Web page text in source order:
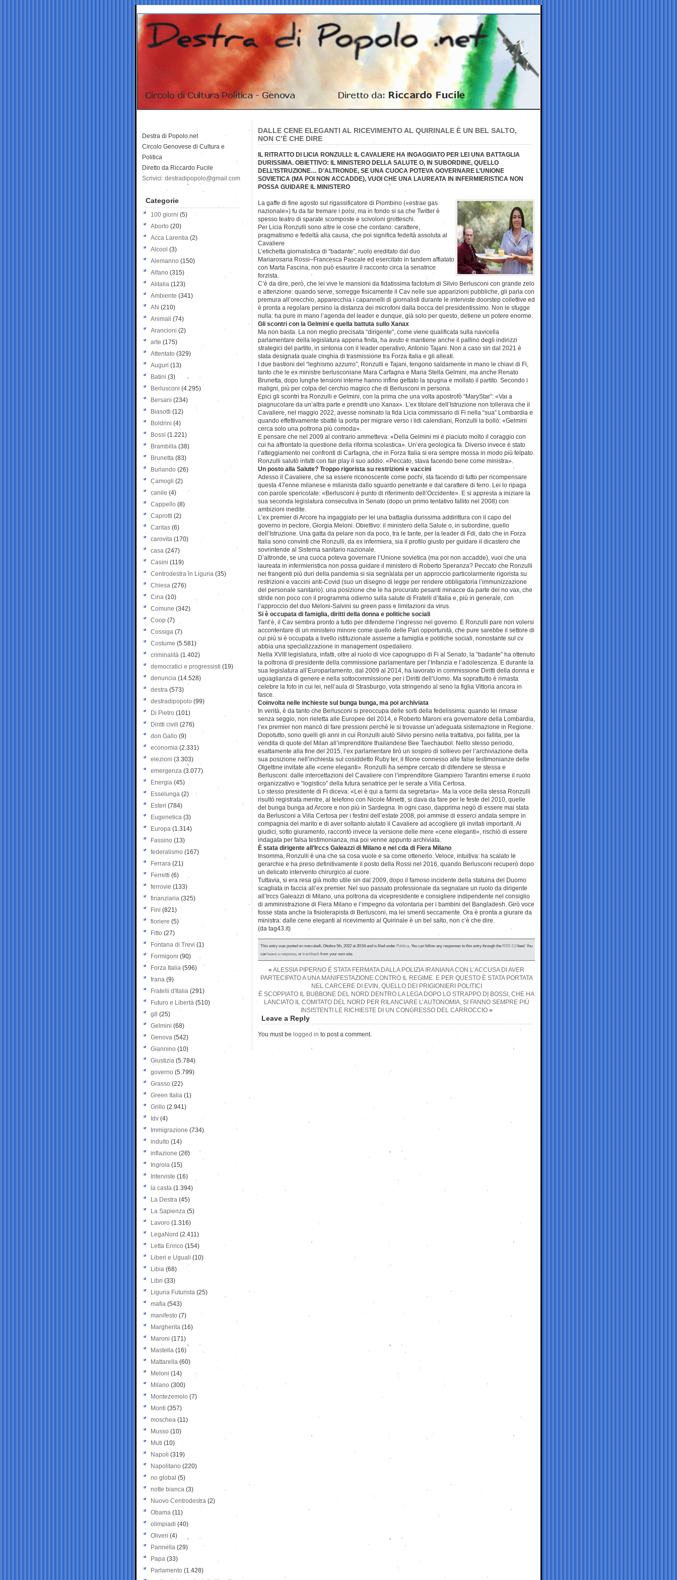
DALLE CENE ELEGANTI AL RICEVIMENTO AL QUIRINALE È UN BEL SALTO,
NON C’È CHE DIRE
IL RITRATTO DI LICIA RONZULLI: IL CAVALIERE HA INGAGGIATO PER LEI UNA BATTAGLIA
DURISSIMA. OBIETTIVO: IL MINISTERO DELLA SALUTE O, IN SUBORDINE, QUELLO
DELL’ISTRUZIONE… D’ALTRONDE, SE UNA CUOCA POTEVA GOVERNARE L’UNIONE
SOVIETICA (MA POI NON ACCADDE), VUOI CHE UNA LAUREATA IN INFERMIERISTICA NON
POSSA GUIDARE IL MINISTERO
La gaffe di fine agosto sul rigassificatore di Piombino («estrae gas
nazionale») fu da far tremare i polsi, ma in fondo si sa che Twitter è
spesso teatro di sparate scomposte e scivoloni grotteschi.
Per Licia Ronzulli sono altre le cose che contano: carattere,
pragmatismo e fedeltà alla causa, che poi significa fedeltà assoluta al
Cavaliere
L’etichetta giornalistica di “badante”, ruolo ereditato dal duo
Mariarosaria Rossi–Francesca Pascale ed esercitato in tandem affiatato
con Marta Fascina, non può esaurire il racconto circa la senatrice
forzista.
C’è da dire, però, che lei vive le mansioni da fidatissima factotum di Silvio Berlusconi con grande zelo
e attenzione: quando serve, sorregge fisicamente il Cav nelle sue apparizioni pubbliche, gli parla con
premura all’orecchio, apparecchia i capannelli di giornalisti durante le interviste doorstep collettive ed
è pronta a regolare persino la distanza dei microfoni dalla bocca del presidentissimo. Non le sfugge
nulla: ha pure in mano l’agenda del leader e dunque, già solo per questo, detiene un potere enorme.
Gli scontri con la Gelmini e quella battuta sullo Xanax
Ma non basta. La non meglio precisata “dirigente”, come viene qualificata sulla navicella
parlamentare della legislatura appena finita, ha avuto e mantiene anche il pallino degli indirizzi
strategici del partito, in sintonia con il leader operativo, Antonio Tajani. Non a caso sin dal 2021 è
stata designata quale cinghia di trasmissione tra Forza Italia e gli alleati.
I due bastioni del “leghismo azzurro”, Ronzulli e Tajani, tengono saldamente in mano le chiavi di Fi,
tanto che le ex ministre berlusconiane Mara Carfagna e Maria Stella Gelmini, ma anche Renato
Brunetta, dopo lunghe tensioni interne hanno infine gettato la spugna e mollato il partito. Secondo i
maligni, più per colpa del cerchio magico che di Berlusconi in persona.
Epici gli scontri tra Ronzulli e Gelmini, con la prima che una volta apostrofò “MaryStar”: «Vai a
piagnucolare da un’altra parte e prenditi uno Xanax». L’ex titolare dell’Istruzione non tollerava che il
Cavaliere, nel maggio 2022, avesse nominato la fida Licia commissario di Fi nella “sua” Lombardia e
quando effettivamente sbatté la porta per migrare verso i lidi calendiani, Ronzulli la bollò: «Gelmini
cerca solo una poltrona più comoda».
E pensare che nel 2009 al contrario ammetteva: «Della Gelmini mi è piaciuto molto il coraggio con
cui ha affrontato la questione della riforma scolastica». Un’era geologica fa. Diverso invece è stato
l’atteggiamento nei confronti di Carfagna, che in Forza Italia si era sempre mossa in modo più felpato.
Ronzulli salutò infatti con fair play il suo addio: «Peccato, stava facendo bene come ministra».
Un posto alla Salute? Troppo rigorista su restrizioni e vaccini
Adesso il Cavaliere, che sa essere riconoscente come pochi, sta facendo di tutto per ricompensare
questa 47enne milanese e milanista dallo sguardo penetrante e dal carattere di ferro. Lei lo ripaga
con parole spericolate: «Berlusconi è punto di riferimento dell’Occidente». E si appresta a iniziare la
sua seconda legislatura consecutiva in Senato (dopo un primo tentativo fallito nel 2008) con
ambizioni inedite.
L’ex premier di Arcore ha ingaggiato per lei una battaglia durissima addirittura con il capo del
governo in pectore, Giorgia Meloni. Obiettivo: il ministero della Salute o, in subordine, quello
dell’Istruzione. Una gatta da pelare non da poco, tra le tante, per la leader di Fdi, dato che in Forza
Italia sono convinti che Ronzulli, da ex infermiera, sia il profilo giusto per guidare il dicastero che
sovrintende al Sistema sanitario nazionale.
D’altronde, se una cuoca poteva governare l’Unione sovietica (ma poi non accadde), vuoi che una
laureata in infermieristica non possa guidare il ministero di Roberto Speranza? Peccato che Ronzulli
nei frangenti più duri della pandemia si sia segnalata per un approccio particolarmente rigorista su
restrizioni e vaccini anti-Covid (suo un disegno di legge per rendere obbligatoria l’immunizzazione
del personale sanitario): una posizione che le ha procurato pesanti minacce da parte dei no vax, che
stride non poco con il programma odierno sulla salute di Fratelli d’Italia e, più in generale, con
l’approccio del duo Meloni-Salvini su green pass e limitazioni da virus.
Si è occupata di famiglia, diritti della donna e politiche sociali
Tant’è, il Cav sembra pronto a tutto per difenderne l’ingresso nel governo. E Ronzulli pare non volersi
accontentare di un ministero minore come quello delle Pari opportunità, che pure sarebbe il settore di
cui più si è occupata a livello istituzionale assieme a famiglia e politiche sociali, nonostante sul cv
abbia una specializzazione in management ospedaliero.
Nella XVIII legislatura, infatti, oltre al ruolo di vice capogruppo di Fi al Senato, la “badante” ha ottenuto
la poltrona di presidente della commissione parlamentare per l’Infanzia e l’adolescenza. E durante la
sua legislatura all’Europarlamento, dal 2009 al 2014, ha lavorato in commissione Diritti della donna e
uguaglianza di genere e nella sottocommissione per i Diritti dell’Uomo. Ma soprattutto è rimasta
celebre la foto in cui lei, nell’aula di Strasburgo, vota stringendo al seno la figlia Vittoria ancora in
fasce.
Coinvolta nelle inchieste sul bunga bunga, ma poi archiviata
In verità, è da tanto che Berlusconi si preoccupa delle sorti della fedelissima: quando lei rimase
senza seggio, non rieletta alle Europee del 2014, e Roberto Maroni era governatore della Lombardia,
l’ex premier non mancò di fare pressioni perché le si trovasse un’adeguata sistemazione in Regione.
Dopotutto, sono quelli gli anni in cui Ronzulli aiutò Silvio persino nella trattativa, poi fallita, per la
vendita di quote del Milan all’imprenditore thailandese Bee Taechaubol. Nello stesso periodo,
esattamente alla fine del 2015, l’ex parlamentare tirò un sospiro di sollievo per l’archiviazione della
sua posizione nell’inchiesta sul cosiddetto Ruby ter, il filone connesso alle false testimonianze delle
Olgettine invitate alle «cene eleganti». Ronzulli ha sempre cercato di difendere se stessa e
Berlusconi: dalle intercettazioni del Cavaliere con l’imprenditore Giampiero Tarantini emerse il ruolo
organizzativo e “logistico” della futura senatrice per le serate a Villa Certosa.
Lo stesso presidente di Fi diceva: «Lei è qui a farmi da segretaria». Ma la voce della stessa Ronzulli
risultò registrata mentre, al telefono con Nicole Minetti, si dava da fare per le feste del 2010, quelle
del bunga bunga ad Arcore e non più in Sardegna. In ogni caso, dapprima negò di essere mai stata
da Berlusconi a Villa Certosa per i festini dell’estate 2008, poi ammise di esserci andata sempre in
compagnia del marito e di aver soltanto aiutato il Cavaliere ad accogliere gli invitati importanti. Ai
giudici, sotto giuramento, raccontò invece la versione delle mere «cene eleganti», rischiò di essere
indagata per falsa testimonianza, ma poi venne appunto archiviata.
È stata dirigente all’Irccs Galeazzi di Milano e nel cda di Fiera Milano
Insomma, Ronzulli è una che sa cosa vuole e sa come ottenerlo. Veloce, intuitiva: ha scalato le
gerarchie e ha preso definitivamente il posto della Rossi nel 2016, quando Berlusconi recuperò dopo
un delicato intervento chirurgico al cuore.
Tuttavia, si era resa già molto utile sin dal 2009, dopo il famoso incidente della statuina del Duomo
scagliata in faccia all’ex premier. Nel suo passato professionale da segnalare un ruolo da dirigente
all’Irccs Galeazzi di Milano, una poltrona da vicepresidente e consigliere indipendente nel consiglio
di amministrazione di Fiera Milano e l’impegno da volontaria per i bambini del Bangladesh. Girò voce
fosse stata anche la fisioterapista di Berlusconi, ma lei smentì seccamente. Ora è pronta a giurare da
ministra: dalle cene eleganti al ricevimento al Quirinale è un bel salto, non c’è che dire.
(da tag43.it)
This entry was posted on mercoledì, Ottobre 5th, 2022 at 20:54 and is filed underPolitica. You can follow any responses to this entry through theRSS 2.0feed. You
canleave a response, ortrackbackfrom your own site.
« ALESSIA PIPERNO È STATA FERMATA DALLA POLIZIA IRANIANA CON L’ACCUSA DI AVER
PARTECIPATO A UNA MANIFESTAZIONE CONTRO IL REGIME. E PER QUESTO È STATA PORTATA
NEL CARCERE DI EVIN, QUELLO DEI PRIGIONIERI POLITICI
È SCOPPIATO IL BUBBONE DEL NORD DENTRO LA LEGA DOPO LO STRAPPO DI BOSSI, CHE HA
LANCIATO IL COMITATO DEL NORD PER RILANCIARE L’AUTONOMIA, SI FANNO SEMPRE PIÙ
INSISTENTI LE RICHIESTE DI UN CONGRESSO DEL CARROCCIO»
Leave a Reply
You must be logged in to post a comment.
Destra di Popolo.net
Circolo Genovese di Cultura e
Politica
Diretto da Riccardo Fucile
Scrivici: destradipopolo@gmail.com
Categorie
100 giorni (5)
Aborto (20)
Acca Larentia (2)
Alcool (3)
Alemanno (150)
Alfano (315)
Alitalia (123)
Ambiente (341)
AN (210)
Animali (74)
Arancioni (2)
arte (175)
Attentato (329)
Auguri (13)
Batini (3)
Berlusconi (4.295)
Bersani (234)
Biasotti (12)
Boldrini (4)
Bossi (1.221)
Brambilla (38)
Brunetta (83)
Burlando (26)
Camogli (2)
canile (4)
Cappello (8)
Caprotti (2)
Caritas (6)
carovita (170)
casa (247)
Casini (119)
Centrodestra in Liguria (35)
Chiesa (276)
Cina (10)
Comune (342)
Coop (7)
Cossiga (7)
Costume (5.581)
criminalità (1.402)
democratici e progressisti (19)
denuncia (14.528)
destra (573)
destradipopolo (99)
Di Pietro (101)
Diritti civili (276)
don Gallo (9)
economia (2.331)
elezioni (3.303)
emergenza (3.077)
Energia (45)
Esselunga (2)
Esteri (784)
Eugenetica (3)
Europa (1.314)
Fassino (13)
federalismo (167)
Ferrara (21)
Ferretti (6)
ferrovie (133)
finanziaria (325)
Fini (821)
fioriere (5)
Fitto (27)
Fontana di Trevi (1)
Formigoni (90)
Forza Italia (596)
frana (9)
Fratelli d'Italia (291)
Futuro e Libertà (510)
g8 (25)
Gelmini (68)
Genova (542)
Giannino (10)
Giustizia (5.784)
governo (5.799)
Grasso (22)
Green Italia (1)
Grillo (2.941)
Idv (4)
Immigrazione (734)
indulto (14)
inflazione (26)
Ingroia (15)
Interviste (16)
la casta (1.394)
La Destra (45)
La Sapienza (5)
Lavoro (1.316)
LegaNord (2.411)
Letta Enrico (154)
Liberi e Uguali (10)
Libia (68)
Libri (33)
Liguria Futurista (25)
mafia (543)
manifesto (7)
Margherita (16)
Maroni (171)
Mastella (16)
Mattarella (60)
Meloni (14)
Milano (300)
Montezemolo (7)
Monti (357)
moschea (11)
Musso (10)
Muti (10)
Napoli (319)
Napolitano (220)
no global (5)
notte bianca (3)
Nuovo Centrodestra (2)
Obama (11)
olimpiadi (40)
Oliveri (4)
Pannella (29)
Papa (33)
Parlamento (1.428)